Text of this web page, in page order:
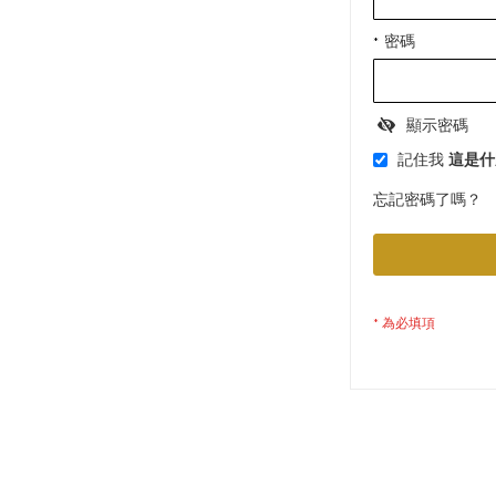
密碼
顯示密碼
記住我 這是
忘記密碼了嗎？